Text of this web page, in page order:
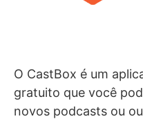
O CastBox é um
gratuito que você
novos podcasts ou